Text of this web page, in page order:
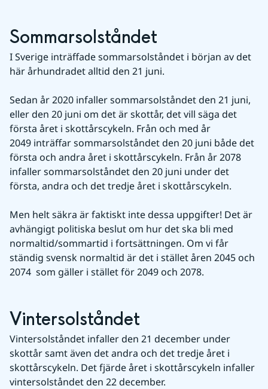
Sommarsolståndet
I Sverige inträffade sommarsolståndet i början av det
här århundradet alltid den 21 juni.
Sedan år 2020 infaller sommarsolståndet den 21 juni,
eller den 20 juni om det är skottår, det vill säga det
första året i skottårscykeln. Från och med år
2049 inträffar sommarsolståndet den 20 juni både det
första och andra året i skottårscykeln. Från år 2078
infaller sommarsolståndet den 20 juni under det
första, andra och det tredje året i skottårscykeln.
Men helt säkra är faktiskt inte dessa uppgifter! Det är
avhängigt politiska beslut om hur det ska bli med
normaltid/sommartid i fortsättningen. Om vi får
ständig svensk normaltid är det i stället åren 2045 och
2074  som gäller i stället för 2049 och 2078.
Vintersolståndet
Vintersolståndet infaller den 21 december under
skottår samt även det andra och det tredje året i
skottårscykeln. Det fjärde året i skottårscykeln infaller
vintersolståndet den 22 december.